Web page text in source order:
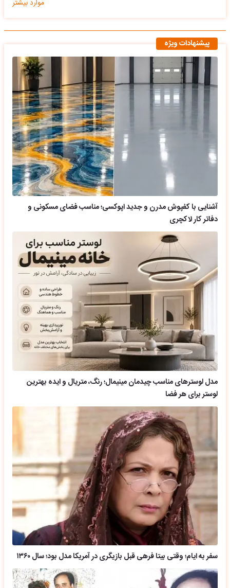
موارد بیشتر
پیشنهادات ویژه
آشنایی با کفپوش مدرن و جدید اپوکسی؛ مناسب فضای مسکونی و
دفاتر کار لاکچری
مدل لوسترهای مناسب چیدمان مینیمال؛ رنگ، متریال و ایده بهترین
لوستر برای هر فضا
سفر به ایام؛ وقتی بیتا فرهی قبل بازیگری در آمریکا مدل بود؛ سال ۱۳۶۰